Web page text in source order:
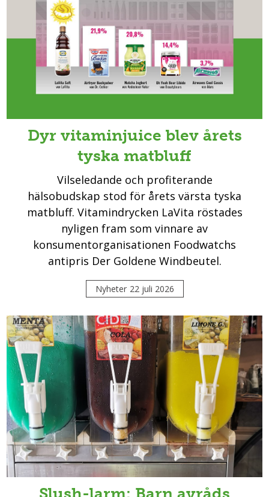
Dyr vitaminjuice blev årets
tyska matbluff
Vilseledande och profiterande
hälsobudskap stod för årets värsta tyska
matbluff. Vitamindrycken LaVita röstades
nyligen fram som vinnare av
konsumentorganisationen Foodwatchs
antipris Der Goldene Windbeutel.
Nyheter 22 juli 2026